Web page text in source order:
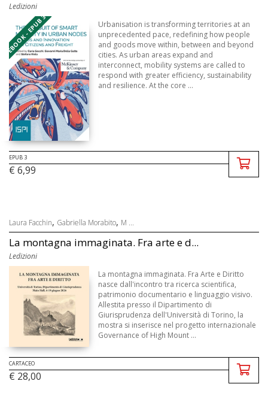
Ledizioni
EBOOK - EPUB 3
Urbanisation is transforming territories at an
unprecedented pace, redefining how people
and goods move within, between and beyond
cities. As urban areas expand and
interconnect, mobility systems are called to
respond with greater efficiency, sustainability
and resilience. At the core ...
EPUB 3
€ 6,99
Laura Facchin, Gabriella Morabito, M ...
La montagna immaginata. Fra arte e d...
Ledizioni
La montagna immaginata. Fra Arte e Diritto
nasce dall'incontro tra ricerca scientifica,
patrimonio documentario e linguaggio visivo.
Allestita presso il Dipartimento di
Giurisprudenza dell'Università di Torino, la
mostra si inserisce nel progetto internazionale
Governance of High Mount ...
CARTACEO
€ 28,00